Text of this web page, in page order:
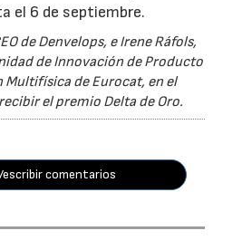
el 6 de septiembre.
de Denvelops, e Irene Ráfols,
de Innovación de Producto
Multifísica de Eurocat, en el
el premio Delta de Oro.
escribir comentarios